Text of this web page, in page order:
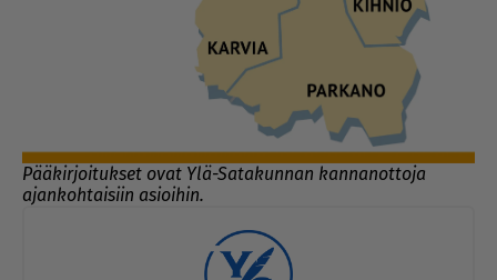
Pääkirjoitukset ovat Ylä-Satakunnan kannanottoja
ajankohtaisiin asioihin.